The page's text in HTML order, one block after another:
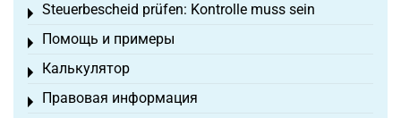
Steuerbescheid prüfen: Kontrolle muss sein
Toggle menu
Помощь и примеры
Toggle menu
Калькулятор
Toggle menu
Правовая информация
Toggle menu